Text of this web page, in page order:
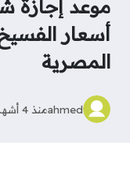
أسعار
المصرية
ahmedمنذ 4 أشهر